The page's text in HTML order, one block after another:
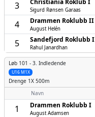
3 Sigurd Rønsen Garaas
4 Drammen Roklubb II
August Helén
5 Sandefjord Roklubb I
Rahul Janardhan
Løb 101 - 3. Indledende
U16 M1X
Drenge 1X 500m
Navn
1 Drammen Roklubb I
August Adamsen